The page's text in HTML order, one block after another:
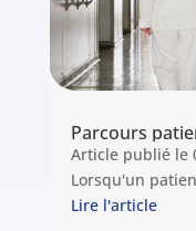
Article publié le
Lorsqu'un
Lire l'article